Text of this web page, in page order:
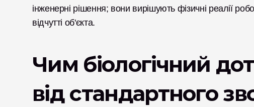
інженерні рішення; вони вирішують фізичні реалії
відчутті об'єкта.
Чим біологічний
від стандартного